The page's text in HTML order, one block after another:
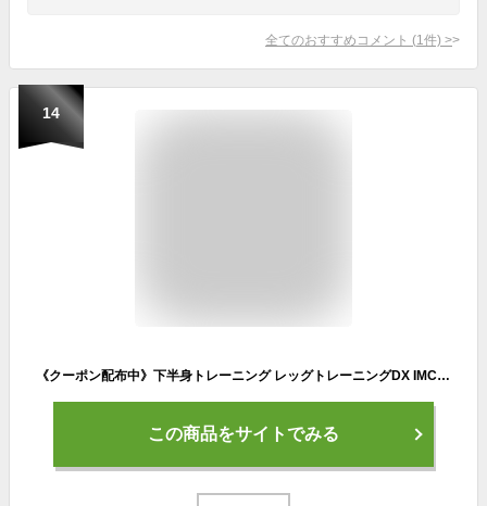
全てのおすすめコメント (1 件) >
14
《クーポン配布中》下半身トレーニング レッグトレーニングDX IMC-104 レッグ トレーニングマシン 開脚運動 レッグマシン レッグスライダー フィットネス ジム ダイエット 足 ヒップ 太もも 脚 お尻 腹筋 下半身 鍛える 運動不足 鉄人倶楽部 レッグトレーニング
この商品をサイトでみる